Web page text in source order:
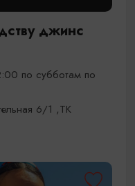
джинс
по субботам по
6/1 ,ТК